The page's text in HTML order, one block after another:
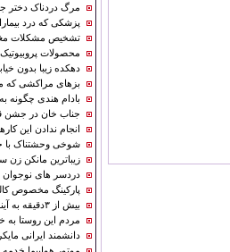
مرگ دردناک دختر جوان
پزشکی که درد
تشخیص مشکلات مغزی
محصولات پروبیوتیک
دهکده‌ زیبا بدون
بزهای مراکشی که می
بادام هندی چگونه به
جناب خان در جشن
انجام ندادن این کارها،
شوخی وحشتناک با
زیباترین مانکن زن سایز بزرگ با وزن
دردسر های نوجوان
پارکینگ مخصوص
بیش از ۳دقیقه به آینه نگاه نکنید!
مردم این روستا به
دانشمند ایرانی